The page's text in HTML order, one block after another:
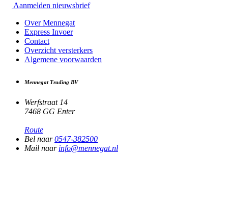
Aanmelden nieuwsbrief
Over Mennegat
Express Invoer
Contact
Overzicht versterkers
Algemene voorwaarden
Mennegat Trading BV
Werfstraat 14
7468 GG Enter
Route
Bel naar0547-382500
Mail naar info@mennegat.nl